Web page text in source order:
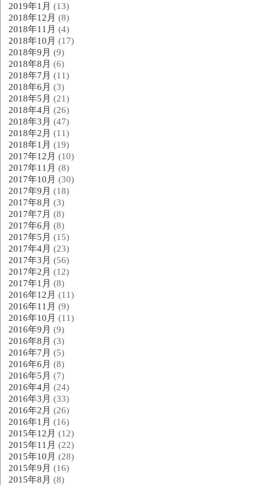
2019年1月 (13)
2018年12月 (8)
2018年11月 (4)
2018年10月 (17)
2018年9月 (9)
2018年8月 (6)
2018年7月 (11)
2018年6月 (3)
2018年5月 (21)
2018年4月 (26)
2018年3月 (47)
2018年2月 (11)
2018年1月 (19)
2017年12月 (10)
2017年11月 (8)
2017年10月 (30)
2017年9月 (18)
2017年8月 (3)
2017年7月 (8)
2017年6月 (8)
2017年5月 (15)
2017年4月 (23)
2017年3月 (56)
2017年2月 (12)
2017年1月 (8)
2016年12月 (11)
2016年11月 (9)
2016年10月 (11)
2016年9月 (9)
2016年8月 (3)
2016年7月 (5)
2016年6月 (8)
2016年5月 (7)
2016年4月 (24)
2016年3月 (33)
2016年2月 (26)
2016年1月 (16)
2015年12月 (12)
2015年11月 (22)
2015年10月 (28)
2015年9月 (16)
2015年8月 (8)